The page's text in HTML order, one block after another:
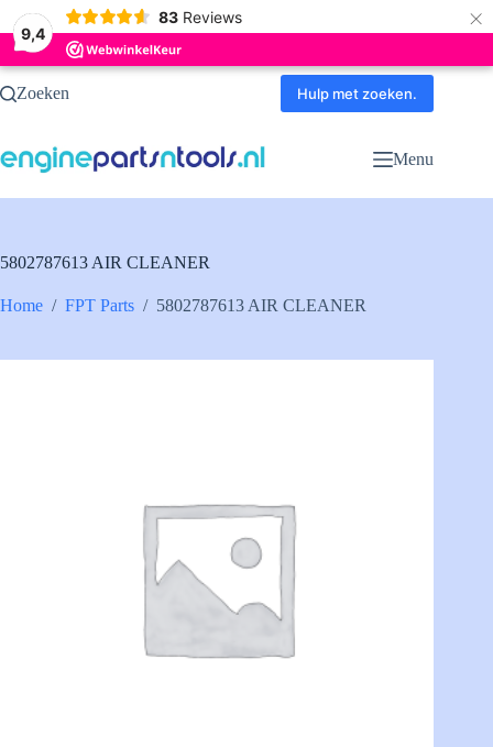
9,4
83 Reviews ×
Ga
naarZoeken Hulp met zoeken.
Menu
5802787613 AIR CLEANER
Home / FPT Parts / 5802787613 AIR CLEANER